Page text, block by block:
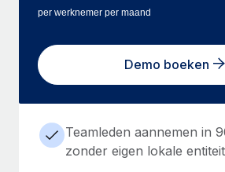
per werknemer per maand
Demo boeken
Teamleden aannemen in
zonder eigen lokale